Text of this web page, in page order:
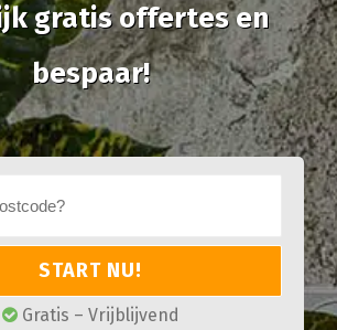
gratis offertes en
bespaar!
START NU!
Gratis – Vrijblijvend